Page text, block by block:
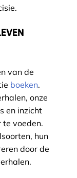
van de
boeken.
onze
en inzicht
te voeden.
hun
door de